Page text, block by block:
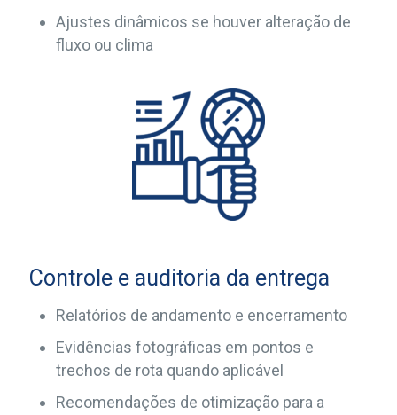
Ajustes dinâmicos se houver alteração de
fluxo ou clima
Controle e auditoria da entrega
Relatórios de andamento e encerramento
Evidências fotográficas em pontos e
trechos de rota quando aplicável
Recomendações de otimização para a